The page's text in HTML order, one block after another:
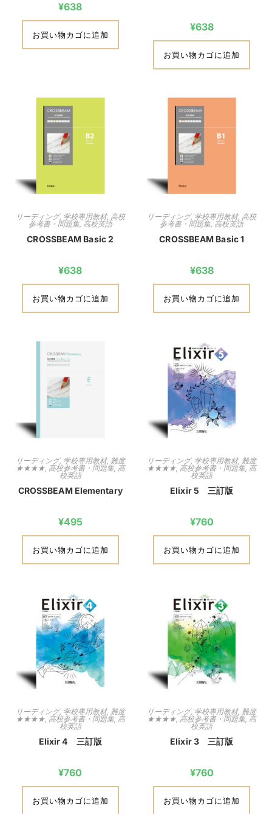
¥638
お買い物カゴに追加
¥638
お買い物カゴに追加
リーディング, 学校専用教材, 高校
参考書・問題集, 高校英語
CROSSBEAM Basic 2
¥638
お買い物カゴに追加
リーディング, 学校専用教材, 高校
参考書・問題集, 高校英語
CROSSBEAM Basic 1
¥638
お買い物カゴに追加
リーディング, 学校専用教材, 難度
★★★★, 高校参考書・問題集, 高
校英語
CROSSBEAM Elementary
¥495
お買い物カゴに追加
リーディング, 学校専用教材, 難度
★★★★ 高校参考書・問題集, 高
校英語
Elixir 5 三訂版
¥760
お買い物カゴに追加
リーディング, 学校専用教材, 難度
★★★★, 高校参考書・問題集, 高
校英語
Elixir 4 三訂版
¥760
お買い物カゴに追加
リーディング, 学校専用教材, 難度
★★★★, 高校参考書・問題集, 高
校英語
Elixir 3 三訂版
¥760
お買い物カゴに追加